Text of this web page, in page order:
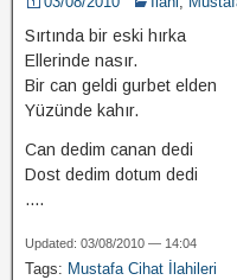
Sırtında bir eski hırka
Ellerinde nasır.
Bir can geldi gurbet elden
Yüzünde kahır.
Can dedim canan dedi
Dost dedim dotum dedi
....
Updated: 03/08/2010 — 14:04
Tags: Mustafa Cihat İlahileri